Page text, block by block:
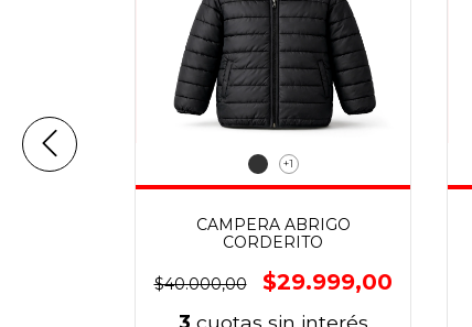
+1
CAMPERA ABRIGO
CORDERITO
$40.000,00 $29.999,00